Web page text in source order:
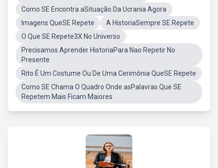
Como SE Encontra aSituação Da Ucrania Agora
Imagens QueSE Repete
A HistoriaSempre SE Repete
O Que SE Repete3X No Universo
Precisamos Aprender HistoriaPara Nao Repetir No
Presente
Rito É Um Costume Ou De Uma Cerimônia QueSE Repete
Como SE Chama O Quadro Onde asPalavras Que SE
Repetem Mais Ficam Maiores